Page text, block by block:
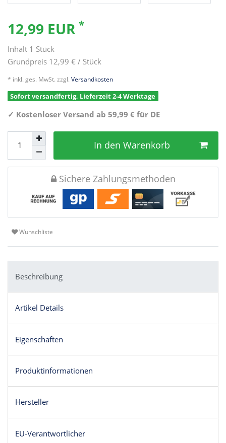
12,99 EUR *
Inhalt 1 Stück
Grundpreis 12,99 € / Stück
* inkl. ges. MwSt. zzgl. Versandkosten
Sofort versandfertig, Lieferzeit 2-4 Werktage
✓ Kostenloser Versand ab 59,99 € für DE
In den Warenkorb
Sichere Zahlungsmethoden
Wunschliste
Beschreibung
Artikel Details
Eigenschaften
Produktinformationen
Hersteller
EU-Verantwortlicher